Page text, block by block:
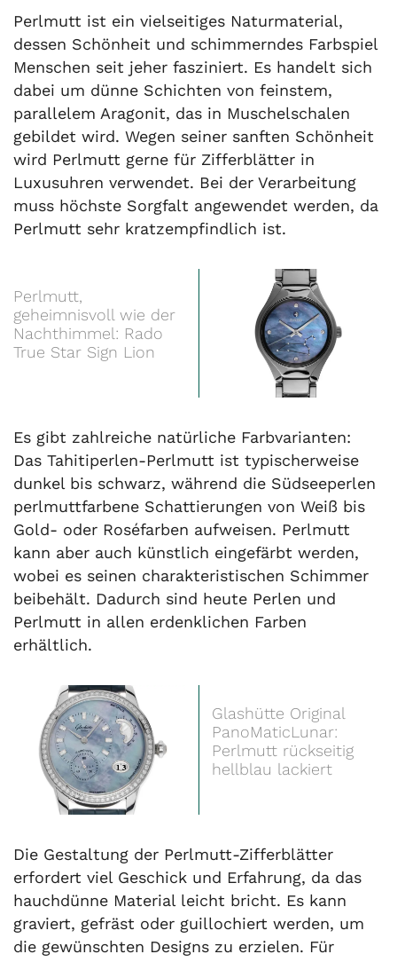
Perlmutt ist ein vielseitiges Naturmaterial,
dessen Schönheit und schimmerndes Farbspiel
Menschen seit jeher fasziniert. Es handelt sich
dabei um dünne Schichten von feinstem,
parallelem Aragonit, das in Muschelschalen
gebildet wird. Wegen seiner sanften Schönheit
wird Perlmutt gerne für Zifferblätter in
Luxusuhren verwendet. Bei der Verarbeitung
muss höchste Sorgfalt angewendet werden, da
Perlmutt sehr kratzempfindlich ist.
Perlmutt,
geheimnisvoll wie der
Nachthimmel: Rado
True Star Sign Lion
Es gibt zahlreiche natürliche Farbvarianten:
Das Tahitiperlen-Perlmutt ist typischerweise
dunkel bis schwarz, während die Südseeperlen
perlmuttfarbene Schattierungen von Weiß bis
Gold- oder Roséfarben aufweisen. Perlmutt
kann aber auch künstlich eingefärbt werden,
wobei es seinen charakteristischen Schimmer
beibehält. Dadurch sind heute Perlen und
Perlmutt in allen erdenklichen Farben
erhältlich.
Glashütte Original
PanoMaticLunar:
Perlmutt rückseitig
hellblau lackiert
Die Gestaltung der Perlmutt-Zifferblätter
erfordert viel Geschick und Erfahrung, da das
hauchdünne Material leicht bricht. Es kann
graviert, gefräst oder guillochiert werden, um
die gewünschten Designs zu erzielen. Für